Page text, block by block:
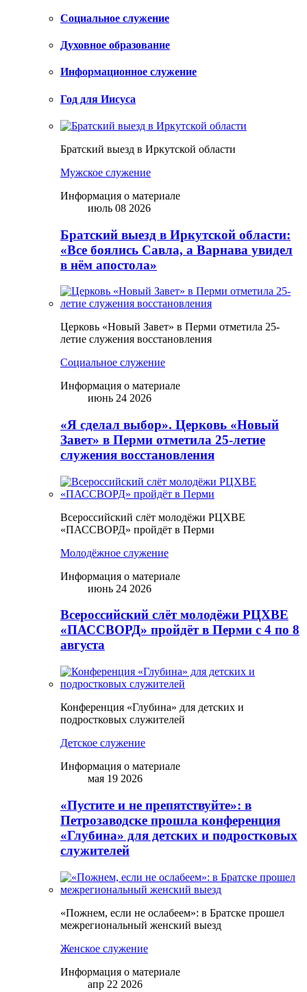
Социальное служение
Духовное образование
Информационное служение
Год для Иисуса
Братский выезд в Иркутской области
Мужское служение
Информация о материале
июль 08 2026
Братский выезд в Иркутской области:
«Все боялись Савла, а Варнава увидел
в нём апостола»
Церковь «Новый Завет» в Перми отметила 25-
летие служения восстановления
Социальное служение
Информация о материале
июнь 24 2026
«Я сделал выбор». Церковь «Новый
Завет» в Перми отметила 25-летие
служения восстановления
Всероссийский слёт молодёжи РЦХВЕ
«ПАССВОРД» пройдёт в Перми
Молодёжное служение
Информация о материале
июнь 24 2026
Всероссийский слёт молодёжи РЦХВЕ
«ПАССВОРД» пройдёт в Перми с 4 по 8
августа
Конференция «Глубина» для детских и
подростковых служителей
Детское служение
Информация о материале
мая 19 2026
«Пустите и не препятствуйте»: в
Петрозаводске прошла конференция
«Глубина» для детских и подростковых
служителей
«Пожнем, если не ослабеем»: в Братске прошел
межрегиональный женский выезд
Женское служение
Информация о материале
апр 22 2026